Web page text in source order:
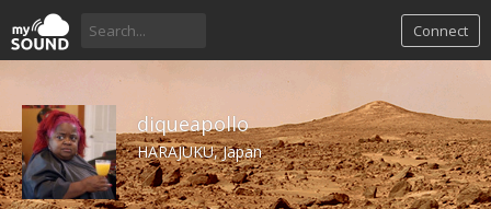
Connect
diqueapollo
HARAJUKU, Japan